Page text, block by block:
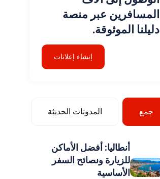
المسافرين عبر منصة
دليلنا الموثوقة.
إنشاء إعلانات
جمع المدونات الحديثة
أنطاليا: أفضل الأماكن
للزيارة ونصائح السفر
الأساسية